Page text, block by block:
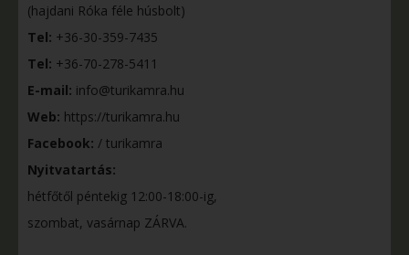
(hajdani Róka féle húsbolt)
Tel: +36-30-359-7435
Tel: +36-70-278-5411
E-mail: info@turikamra.hu
Web: https://turikamra.hu
Facebook: / turikamra
Nyitvatartás:
hétfőtől péntekig 12:00-18:00-ig,
szombat, vasárnap ZÁRVA.